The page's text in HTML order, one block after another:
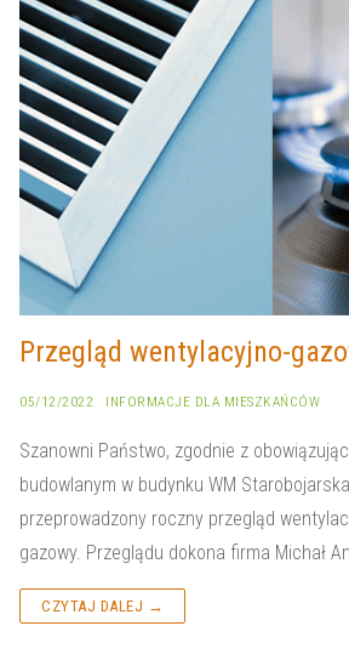
Przegląd wentylacyjno-
05/12/2022 INFORMACJE DLA MIESZKAŃCÓW
Szanowni Państwo, zgodnie z
budowlanym w budynku WM
przeprowadzony roczny przegląd
gazowy. Przeglądu dokona firma Michał
CZYTAJ DALEJ →